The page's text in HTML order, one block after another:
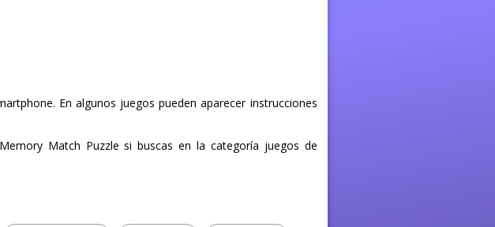
En algunos juegos pueden aparecer instrucciones
Match Puzzle si buscas en la categoría juegos de